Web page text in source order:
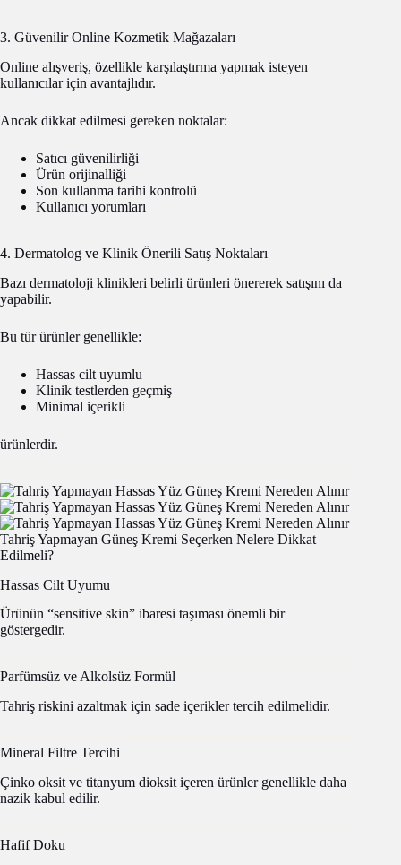
3. Güvenilir Online Kozmetik Mağazaları
Online alışveriş, özellikle karşılaştırma yapmak isteyen
kullanıcılar için avantajlıdır.
Ancak dikkat edilmesi gereken noktalar:
Satıcı güvenilirliği
Ürün orijinalliği
Son kullanma tarihi kontrolü
Kullanıcı yorumları
4. Dermatolog ve Klinik Önerili Satış Noktaları
Bazı dermatoloji klinikleri belirli ürünleri önererek satışını da
yapabilir.
Bu tür ürünler genellikle:
Hassas cilt uyumlu
Klinik testlerden geçmiş
Minimal içerikli
ürünlerdir.
Tahriş Yapmayan Güneş Kremi Seçerken Nelere Dikkat
Edilmeli?
Hassas Cilt Uyumu
Ürünün “sensitive skin” ibaresi taşıması önemli bir
göstergedir.
Parfümsüz ve Alkolsüz Formül
Tahriş riskini azaltmak için sade içerikler tercih edilmelidir.
Mineral Filtre Tercihi
Çinko oksit ve titanyum dioksit içeren ürünler genellikle daha
nazik kabul edilir.
Hafif Doku